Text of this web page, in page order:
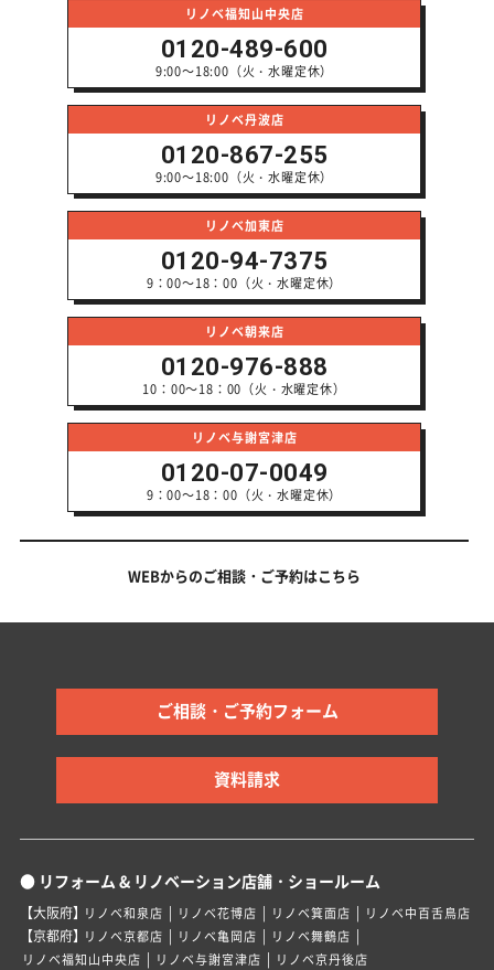
リノベ福知山中央店
0120-489-600
9:00～18:00（火・水曜定休）
リノベ丹波店
0120-867-255
9:00～18:00（火・水曜定休）
リノベ加東店
0120-94-7375
9：00～18：00（火・水曜定休）
リノベ朝来店
0120-976-888
10：00～18：00（火・水曜定休）
リノベ与謝宮津店
0120-07-0049
9：00～18：00（火・水曜定休）
WEBからのご相談・ご予約はこちら
ご相談・ご予約フォーム
資料請求
● リフォーム & リノベーション店舗・ショールーム
【大阪府】 リノベ和泉店 | リノベ花博店 | リノベ箕面店 | リノベ中百舌鳥店
【京都府】 リノベ京都店 | リノベ亀岡店 | リノベ舞鶴店 |
リノベ福知山中央店 | リノベ与謝宮津店 | リノベ京丹後店